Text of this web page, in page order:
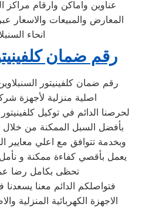
عناوين واماكن وارقام مراكز
المعارض والمبيعات والاسعار
انحاء
رقم ضمان
رقم ضمان كلفينيتور
اصلية منزلية لأجهزة
لحرصنا الدائم في توكيل
بأفضل السبل الممكنة من خلال
وبخدمة تتوافق مع اعلي معايير
يعمل بأقصي كفاءة ممكنة و
تحظى بكامل رضا
فتواصلكم الدائم معنا يسعدنا
الاجهزة الكهربائية المنزلية